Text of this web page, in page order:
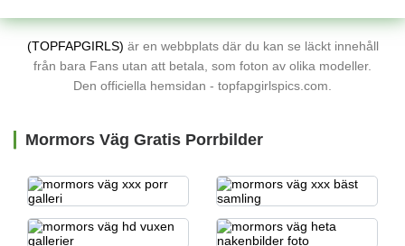
(TOPFAPGIRLS) är en webbplats där du kan se läckt innehåll
från bara Fans utan att betala, som foton av olika modeller.
Den officiella hemsidan - topfapgirlspics.com.
Mormors Väg Gratis Porrbilder